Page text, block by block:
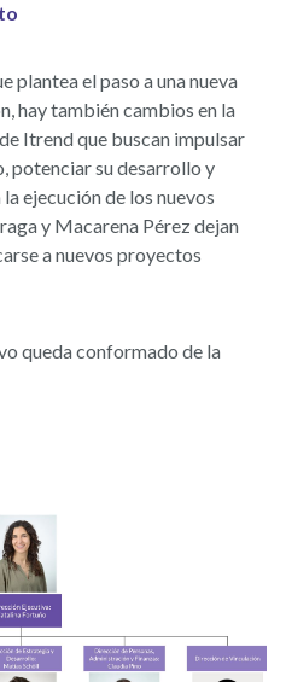
plantea el paso a una nueva
hay también cambios en la
Itrend que buscan impulsar
potenciar su desarrollo y
ejecución de los nuevos
y Macarena Pérez dejan
a nuevos proyectos
queda conformado de la